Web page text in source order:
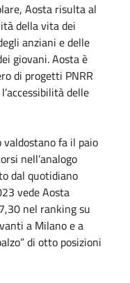
Aosta risulta al
della vita dei
anziani e delle
giovani. Aosta è
di progetti PNRR
delle
fa il paio
nell’analogo
dal quotidiano
vede Aosta
nel ranking su
a Milano e a
di otto posizioni